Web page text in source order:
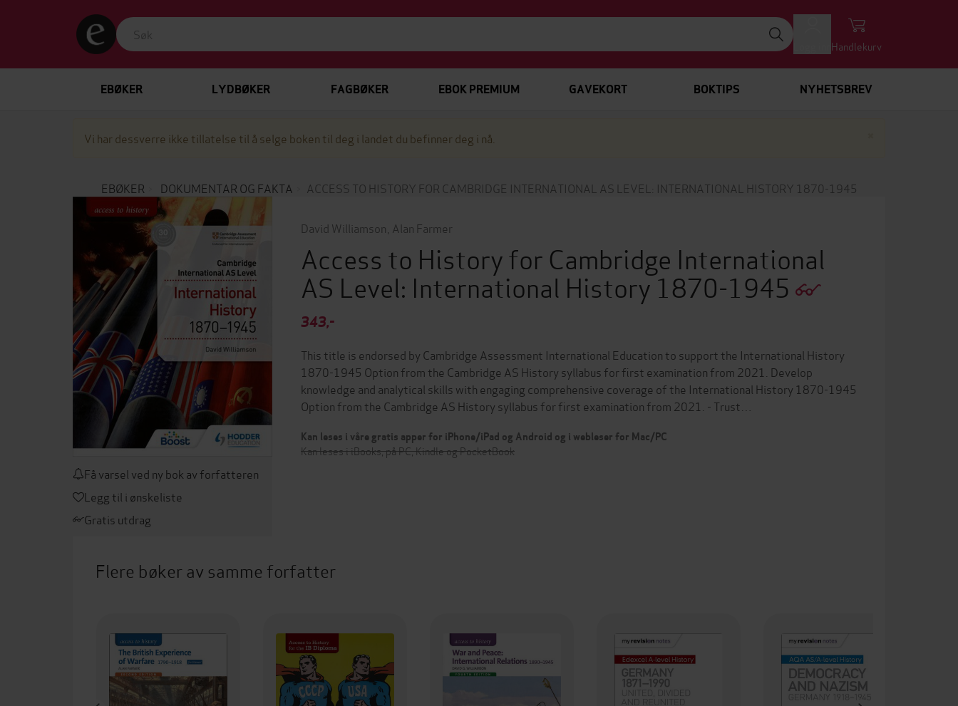
Handlekurv
EBØKER LYDBØKER FAGBØKER EBOK PREMIUM GAVEKORT BOKTIPS NYHETSBREV
Vi har dessverre ikke tillatelse til å selge boken til deg i landet du befinner deg i nå.
EBØKER DOKUMENTAR OG FAKTA ACCESS TO HISTORY FOR CAMBRIDGE INTERNATIONAL AS LEVEL: INTERNATIONAL HISTORY 1870-1945
Få varsel ved ny bok av forfatteren
Legg til i ønskeliste
Gratis utdrag
David Williamson Alan Farmer
Access to History for Cambridge International
AS Level: International History 1870-1945
343,-
This title is endorsed by Cambridge Assessment International Education to support the International History
1870-1945 Option from the Cambridge AS History syllabus for first examination from 2021. Develop
knowledge and analytical skills with engaging comprehensive coverage of the International History 1870-1945
Option from the Cambridge AS History syllabus for first examination from 2021. - Trust…
Kan leses i våre gratis apper for iPhone/iPad og Android og i webleser for Mac/PC
Kan leses i iBooks, på PC, Kindle og PocketBook
Flere bøker av samme forfatter